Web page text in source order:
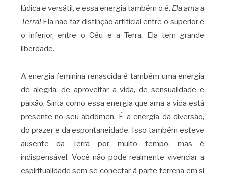
lúdica e versátil, e essa energia também o é. Ela ama a
Terra!Ela não faz distinção artificial entre o superior e
o inferior, entre o Céu e a Terra. Ela tem grande
liberdade.
A energia feminina renascida é também uma energia
de alegria, de aproveitar a vida, de sensualidade e
paixão. Sinta como essa energia que ama a vida está
presente no seu abdômen. É a energia da diversão,
do prazer e da espontaneidade. Isso também esteve
ausente da Terra por muito tempo, mas é
indispensável. Você não pode realmente vivenciar a
espiritualidade sem se conectar à parte terrena em si